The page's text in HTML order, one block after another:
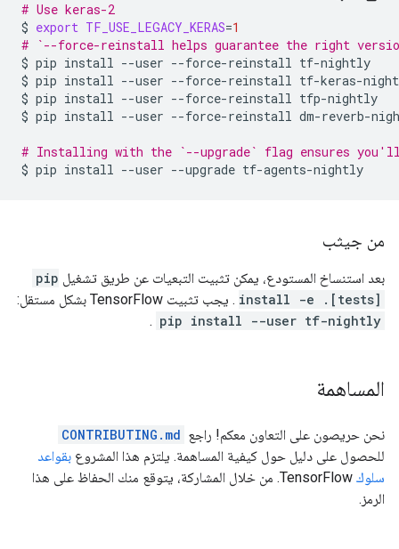
# Use keras-2
$ export TF_USE_LEGACY_KERAS=1
# `--force-reinstall helps guarantee the right
$ pip install --user --force-reinstall tf-nightly
$ pip install --user --force-reinstall tf-keras-
$ pip install --user --force-reinstall tfp-nightly
$ pip install --user --force-reinstall dm-reverb-
# Installing with the `--upgrade` flag ensures
$ pip install --user --upgrade
من جيثب
بعد استنساخ المستودع، يمكن تثبيت التبعيات عن طريق تشغيل pip
install -e .[tests] . يجب تثبيت TensorFlow بشكل مستقل:
pip install --user tf-nightly
.
المساهمة
نحن حريصون على التعاون معكم! راجع CONTRIBUTING.md
للحصول على دليل حول كيفية المساهمة. يلتزم هذا المشروع بقواعد
سلوك
TensorFlow. من خلال المشاركة، يتوقع منك الحفاظ على هذا
الرمز.